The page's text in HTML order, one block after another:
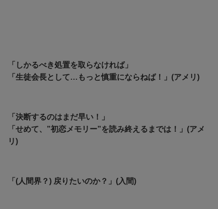
「しかるべき処置を取らなければ」
「生徒会長として…もっと慎重にならねば！」(アメリ)
「決断するのはまだ早い！」
「せめて、”初恋メモリー”を読み終えるまでは！」(アメ
リ)
「(人間界？) 戻りたいのか？」(入間)